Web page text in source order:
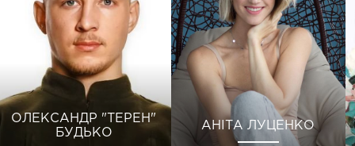
ОЛЕКСАНДР "ТЕРЕН"
БУДЬКО
АНІТА ЛУЦЕНКО